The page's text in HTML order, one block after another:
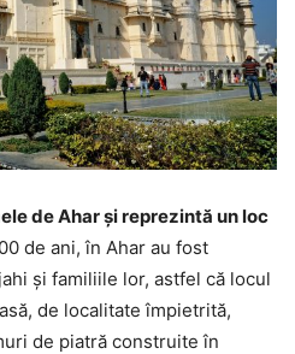
de Ahar și reprezintă un loc
de ani, în Ahar au fost
și familiile lor, astfel că locul
de localitate împietrită,
de piatră construite în